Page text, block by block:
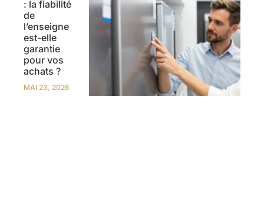
: la fiabilité
de
l’enseigne
est-elle
garantie
pour vos
achats ?
MAI 23, 2026